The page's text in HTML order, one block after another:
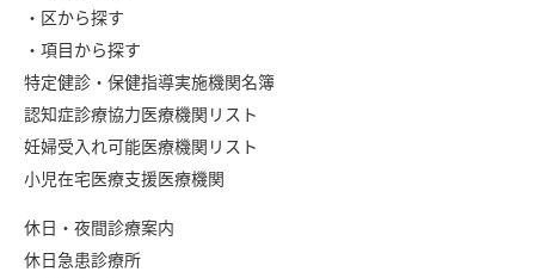
・区から探す
・項目から探す
特定健診・保健指導実施機関名簿
認知症診療協力医療機関リスト
妊婦受入れ可能医療機関リスト
小児在宅医療支援医療機関
休日・夜間診療案内
休日急患診療所